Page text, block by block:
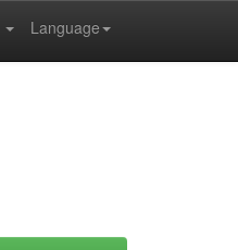
Language